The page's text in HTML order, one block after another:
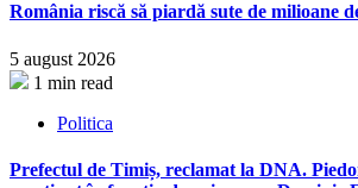
România riscă să piardă sute de milioane
5 august 2026
1 min read
Politica
Prefectul de Timiș, reclamat la DNA.